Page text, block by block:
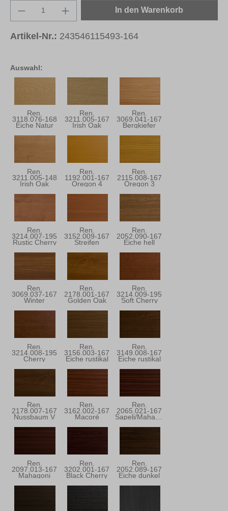
Auswahl:
Ren.
3118.076-168
Eiche Natur
Ren.
3211.005-167
Irish Oak
Ren.
3069.041-167
Bergkiefer
Ren.
3211.005-148
Irish Oak
Ren.
1192.001-167
Oregon 4
Ren.
2115.008-167
Oregon 3
Ren.
3214.007-195
Rustic Cherry
Ren.
3152.009-167
Streifen
Ren.
2052.090-167
Eiche hell
Ren.
3069.037-167
Winter
Ren.
2178.001-167
Golden Oak
Ren.
3214.009-195
Soft Cherry
Ren.
3214.008-195
Cherry
Ren.
3156.003-167
Eiche rustikal
Ren.
3149.008-167
Eiche rustikal
Ren.
2178.007-167
Nussbaum V
Ren.
3162.002-167
Macoré
Ren.
2065.021-167
Sapeli/Mahagoni
Ren.
2097.013-167
Mahagoni
Ren.
3202.001-167
Black Cherry
Ren.
2052.089-167
Eiche dunkel
Produkt Anzahl: Gib den gewünschten
In den Warenkorb
Artikel-Nr.: 243546115493-164